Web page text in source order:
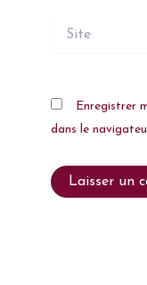
Site
Enregistrer
dans le